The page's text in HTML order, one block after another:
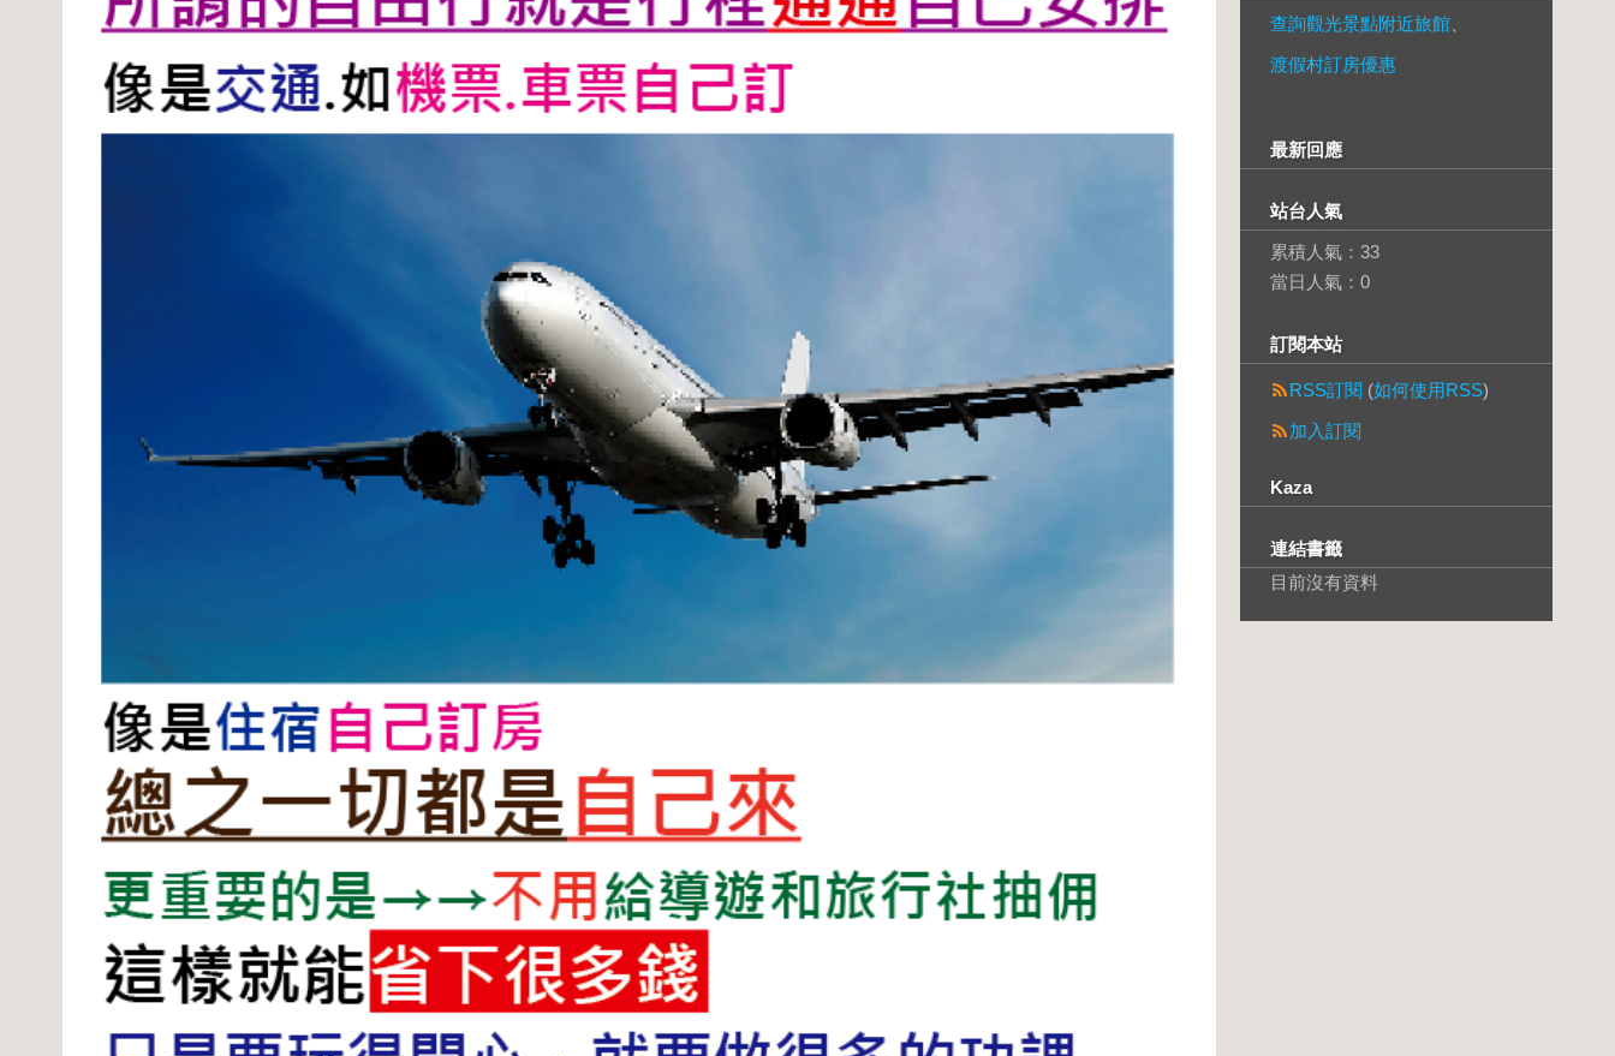
查詢觀光景點附近旅館
渡假村訂房優惠
最新回應
站台人氣
累積人氣： 33
當日人氣： 0
訂閱本站
RSS訂閱 (如何使用RSS)
加入訂閱
Kaza
連結書籤
目前沒有資料